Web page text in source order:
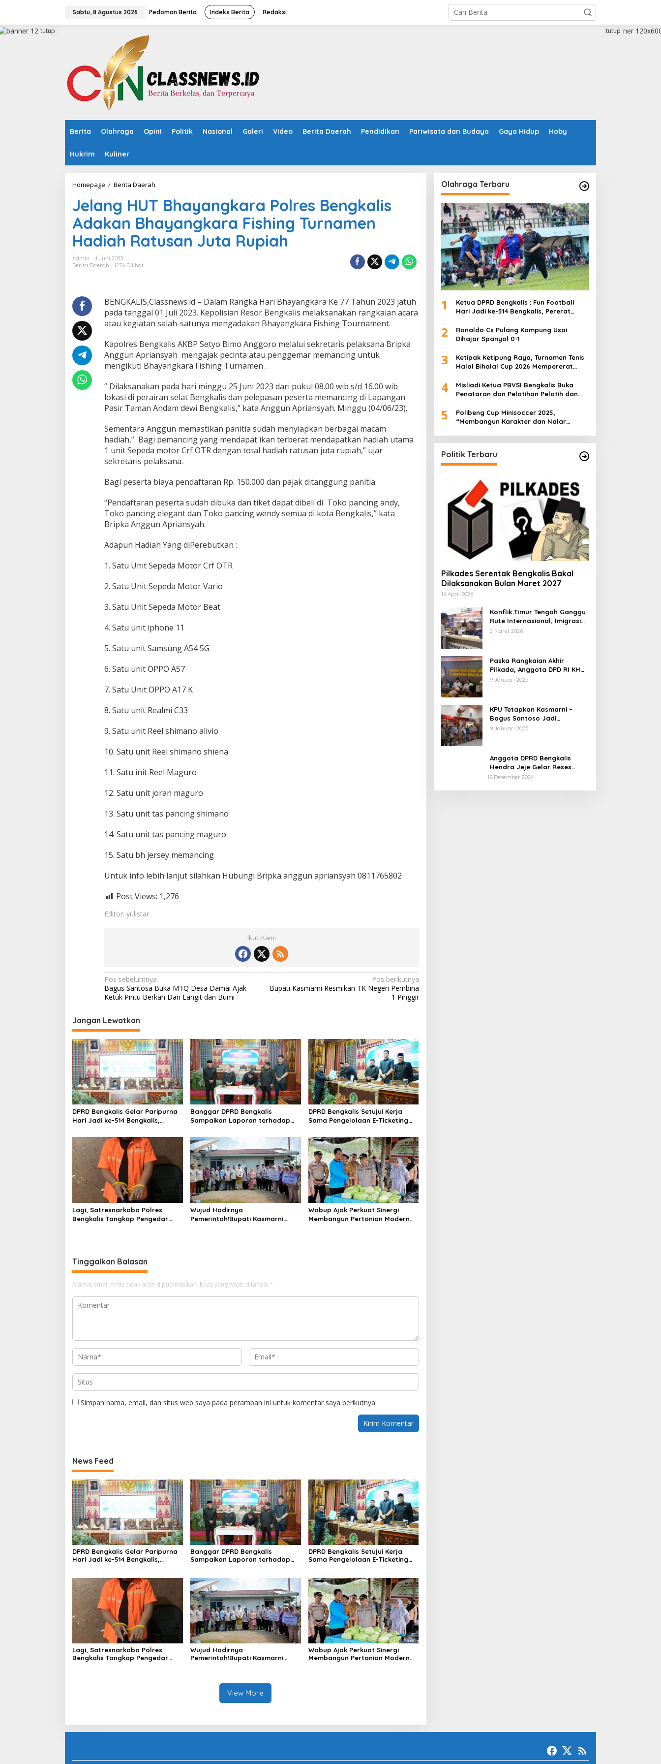
a
Sabtu, 8 Agustus 2026 Pedoman Berita Indeks Berita Redaksi
Berita Olahraga Opini Politik Nasional Galeri Video Berita Daerah Pendidikan Pariwisata dan Budaya Gaya Hidup Hoby
Hukrim Kuliner
tutup tutup
Homepage / Berita Daerah
l
n
g
H
U
a
n
g
k
r
a
o
r
e
s
n
g
k
a
s
d
a
k
a
B
a
a
n
k
r
F
i
h
n
T
u
n
m
n
H
d
a
R
a
u
a
J
u
h
Jelang HUT Bhayangkara Polres Bengkalis
Adakan Bhayangkara Fishing Turnamen
Hadiah Ratusan Juta Rupiah
Admin
4 Juni 2023
Berita Daerah
1276 Dilihat
BENGKALIS,Classnews.id – Dalam Rangka Hari Bhayangkara Ke 77 Tahun 2023 jatuh
pada tanggal 01 Juli 2023. Kepolisian Resor Bengkalis melaksanakan rangkaian acara
atau kegiatan salah-satunya mengadakan Bhayangkara Fishing Tournament.
Kapolres Bengkalis AKBP Setyo Bimo Anggoro melalui sekretaris pelaksana Bripka
Anggun Apriansyah mengajak pecinta atau penggemar memancing untuk
mengikuti Bhayangkara Fishing Turnamen .
” Dilaksanakan pada hari minggu 25 Juni 2023 dari pukul 08.00 wib s/d 16.00 wib
lokasi di perairan selat Bengkalis dan pelepasan peserta memancing di Lapangan
Pasir Taman Andam dewi Bengkalis,” kata Anggun Apriansyah. Minggu (04/06/23).
Sementara Anggun memastikan panitia sudah menyiapkan berbagai macam
hadiah,” Bagi pemancing yang mendapat ikan terberat mendapatkan hadiah utama
1 unit Sepeda motor Crf OTR dengan total hadiah ratusan juta rupiah,” ujar
sekretaris pelaksana.
Bagi peserta biaya pendaftaran Rp. 150.000 dan pajak ditanggung panitia.
“Pendaftaran peserta sudah dibuka dan tiket dapat dibeli di Toko pancing andy,
Toko pancing elegant dan Toko pancing wendy semua di kota Bengkalis,” kata
Bripka Anggun Apriansyah.
Adapun Hadiah Yang diPerebutkan :
1. Satu Unit Sepeda Motor Crf OTR
2. Satu Unit Sepeda Motor Vario
3. Satu Unit Sepeda Motor Beat
4. Satu unit iphone 11
5. Satu unit Samsung A54 5G
6. Satu unit OPPO A57
7. Satu Unit OPPO A17 K
8. Satu unit Realmi C33
9. Satu unit Reel shimano alivio
10. Satu unit Reel shimano shiena
11. Satu init Reel Maguro
12. Satu unit joran maguro
13. Satu unit tas pancing shimano
14. Satu unit tas pancing maguro
15. Satu bh jersey memancing
Untuk info lebih lanjut silahkan Hubungi Bripka anggun apriansyah 0811765802
Post Views: 1,276
Editor: yulistar
Ikuti Kami
N
a
i
g
a
s
i
p
o
s
Pos sebelumnya
Bagus Santosa Buka MTQ Desa Damai Ajak
Ketuk Pintu Berkah Dari Langit dan Bumi
Pos berikutnya
Bupati Kasmarni Resmikan TK Negeri Pembina
1 Pinggir
Jangan Lewatkan
DPRD Bengkalis Gelar Paripurna
Hari Jadi ke-514 Bengkalis,
Negeri Junjungan.
Banggar DPRD Bengkalis
Sampaikan Laporan terhadap
Pelaksanaan APBD Tahun
Anggaran 2025
DPRD Bengkalis Setujui Kerja
Sama Pengelolaan E-Ticketing
Lagi, Satresnarkoba Polres
Bengkalis Tangkap Pengedar
Wujud Hadirnya
Pemerintah!Bupati Kasmarni
Wabup Ajak Perkuat Sinergi
Membangun Pertanian Modern
Tinggalkan Balasan
Alamat email Anda tidak akan dipublikasikan. Ruas yang wajib ditandai *
Simpan nama, email, dan situs web saya pada peramban ini untuk komentar saya berikutnya.
News Feed
DPRD Bengkalis Gelar Paripurna
Hari Jadi ke-514 Bengkalis,
Banggar DPRD Bengkalis
Sampaikan Laporan terhadap
Anggaran 2025
DPRD Bengkalis Setujui Kerja
Sama Pengelolaan E-Ticketing
Lagi, Satresnarkoba Polres
Bengkalis Tangkap Pengedar
Wujud Hadirnya
Pemerintah!Bupati Kasmarni
Wabup Ajak Perkuat Sinergi
Membangun Pertanian Modern
View More
Olahraga Terbaru
1
Ketua DPRD Bengkalis : Fun Football
Hari Jadi ke-514 Bengkalis, Pererat
2
Ronaldo Cs Pulang Kampung Usai
Dihajar Spanyol 0-1
3
Ketipak Ketipung Raya, Turnamen Tenis
Halal Bihalal Cup 2026 Mempererat
4
Misliadi Ketua PBVSI Bengkalis Buka
Penataran dan Pelatihan Pelatih dan
5
Polibeng Cup Minisoccer 2025,
“Membangun Karakter dan Nalar
Politik Terbaru
Pilkades Serentak Bengkalis Bakal
Dilaksanakan Bulan Maret 2027
16 April 2026
Konflik Timur Tengah Ganggu
Rute Internasional, Imigrasi
Siapkan Langkah Antisipatif
2 Maret 2026
Paska Rangkaian Akhir
Pilkada, Anggota DPD RI KH
Muhammad Mursyid
9 Januari 2025
KPU Tetapkan Kasmarni –
Bagus Santoso Jadi
Pemenang Pilkada 2024
9 Januari 2025
Anggota DPRD Bengkalis
Hendra Jeje Gelar Reses
Perdana
19 Desember 2024